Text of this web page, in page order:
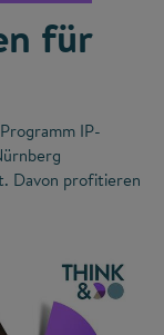
für
IP-
Davon profitieren